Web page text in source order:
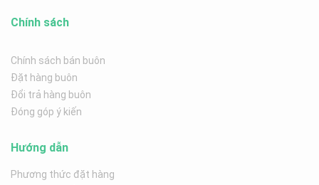
Chính sách
Chính sách bán buôn
Đặt hàng buôn
Đổi trả hàng buôn
Đóng góp ý kiến
Hướng dẫn
Phương thức đặt hàng